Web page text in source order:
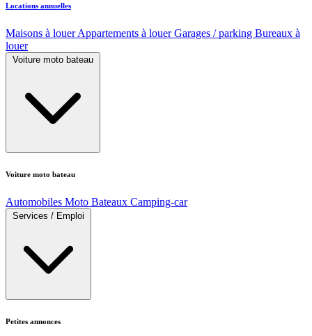
Locations annuelles
Maisons à louerAppartements à louerGarages / parking Bureaux à
louer
Voiture moto bateau
Voiture moto bateau
Automobiles Moto Bateaux Camping-car
Services / Emploi
Petites annonces